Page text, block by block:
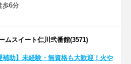
歩6分
ムスイート仁川弐番館(3571)
補助】未経験・無資格も大歓迎！火や